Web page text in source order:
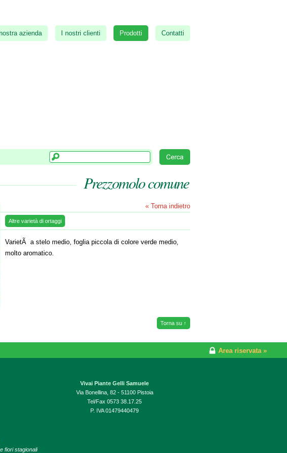
azienda I nostri clienti Prodotti Contatti
Prezzomolo comune
« Torna indietro
Altre varietà di ortaggi
VarietÃ a stelo medio, foglia piccola di colore verde medio,
molto aromatico.
Torna su ↑
Area riservata »
Vivai Piante Gelli Samuele
Via Bonellina, 82 - 51100 Pistoia
Tel/Fax 0573 38.17.25
P. IVA 01479440479
fiori stagionali